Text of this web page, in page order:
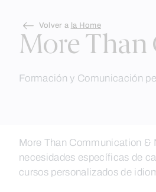
content
Volver a la Home
More Than
Formación y Comunicación
More Than Communication &
necesidades específicas de
cursos personalizados de